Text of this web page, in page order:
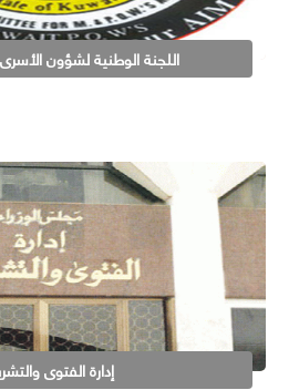
اللجنة الوطنية لشؤون
إدارة الفتوى